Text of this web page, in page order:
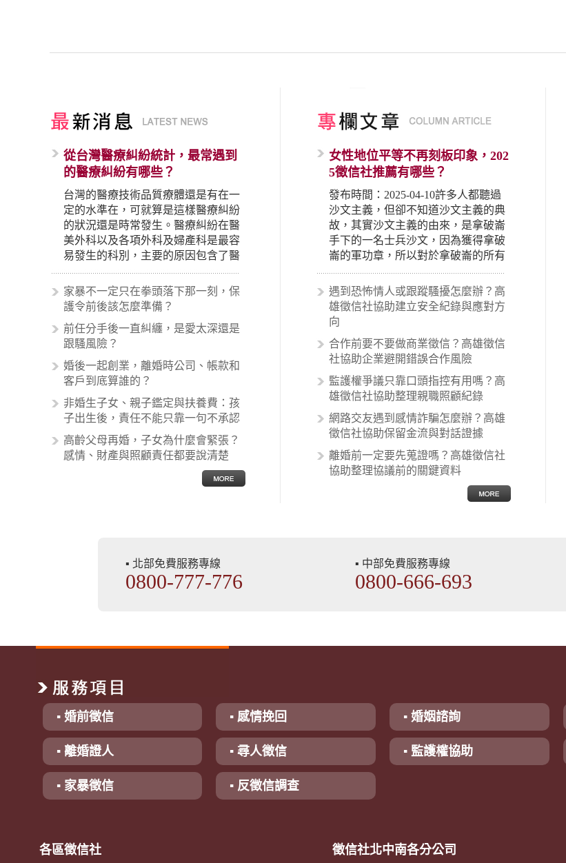
從台灣醫療糾紛統計，最常遇到
的醫療糾紛有哪些？
台灣的醫療技術品質療體還是有在一
定的水準在，可就算是這樣醫療糾紛
的狀況還是時常發生。醫療糾紛在醫
美外科以及各項外科及婦產科是最容
易發生的科別，主要的原因包含了醫
生未盡告知義務、醫療處置疏失、手
術疏失、術後照顧失當、醫療費用的
收取。雖然醫學進步，但醫生與病患
案例中最後都走向訴訟流程，我們如
果不幸遇到相關醫療糾紛時究竟該怎
麼處理呢？醫療糾紛相關的內容其實
非常多，有些案例…
家暴不一定只在拳頭落下那一刻，保
護令前後該怎麼準備？
前任分手後一直糾纏，是愛太深還是
跟騷風險？
婚後一起創業，離婚時公司、帳款和
客戶到底算誰的？
非婚生子女、親子鑑定與扶養費：孩
子出生後，責任不能只靠一句不承認
高齡父母再婚，子女為什麼會緊張？
感情、財產與照顧責任都要說清楚
女性地位平等不再刻板印象，202
5徵信社推薦有哪些？
發布時間：2025-04-10許多人都聽過
沙文主義，但卻不知道沙文主義的典
故，其實沙文主義的由來，是拿破崙
手下的一名士兵沙文，因為獲得拿破
崙的軍功章，所以對於拿破崙的所有
事蹟和政策產生狂熱崇拜，形成偏執
的狀況，所以沙文主義後來就被拿來
暗指偏見和歧視，而且有沙文主義傾
向的人，通常對於自己的國家和民族
國家的人，所以沙文主義也廣泛應用
在種族歧視的說法，甚至還出現了男
性沙文…
遇到恐怖情人或跟蹤騷擾怎麼辦？高
雄徵信社協助建立安全紀錄與應對方
向
合作前要不要做商業徵信？高雄徵信
社協助企業避開錯誤合作風險
監護權爭議只靠口頭指控有用嗎？高
雄徵信社協助整理親職照顧紀錄
網路交友遇到感情詐騙怎麼辦？高雄
徵信社協助保留金流與對話證據
離婚前一定要先蒐證嗎？高雄徵信社
協助整理協議前的關鍵資料
▪ 北部免費服務專線
0800-777-776
▪ 中部免費服務專線
0800-666-693
▪ 婚前徵信 ▪ 感情挽回 ▪ 婚姻諮詢
▪ 離婚證人 ▪ 尋人徵信 ▪ 監護權協助
▪ 家暴徵信 ▪ 反徵信調查
各區徵信社 徵信社北中南各分公司